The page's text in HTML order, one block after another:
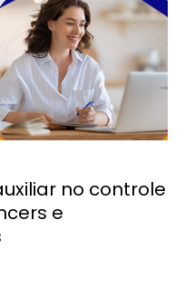
no controle
e